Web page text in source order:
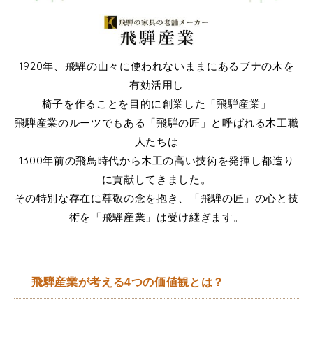
1920年、飛騨の山々に使われないままにあるブナの木を
有効活用し
椅子を作ることを目的に創業した「飛騨産業」
飛騨産業のルーツでもある「飛騨の匠」と呼ばれる木工職
人たちは
1300年前の飛鳥時代から木工の高い技術を発揮し都造り
に貢献してきました。
その特別な存在に尊敬の念を抱き、「飛騨の匠」の心と技
術を「飛騨産業」は受け継ぎます。
飛騨産業が考える4つの価値観とは？